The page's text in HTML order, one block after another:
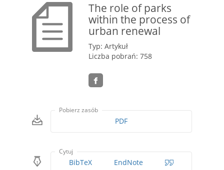
The role of parks
within the process of
urban renewal
Typ: Artykuł
Liczba pobrań: 758
Pobierz zasób
PDF
Cytuj
BibTeX EndNote